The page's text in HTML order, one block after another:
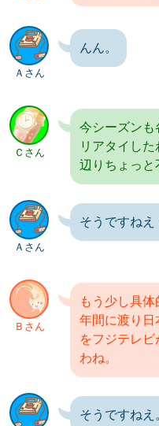
Ａさん
んん。
Ｃさん
今シーズンも
リアタイし
辺りちょっと
Ａさん
そうですねえ
Ｂさん
もう少し具
年間に渡り日
をフジテレ
わね。
そうですねえ